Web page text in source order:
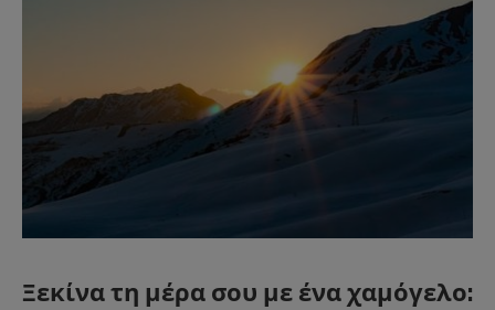
Ξεκίνα τη μέρα σου με ένα χαμόγελο: